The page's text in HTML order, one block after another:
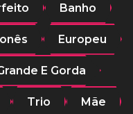
Banho
Europeu
E Gorda
Trio Mãe